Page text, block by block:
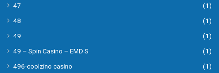
47
(1)
48
(1)
49
(1)
49 – Spin Casino – EMD S
(1)
496-coolzino casino
(1)